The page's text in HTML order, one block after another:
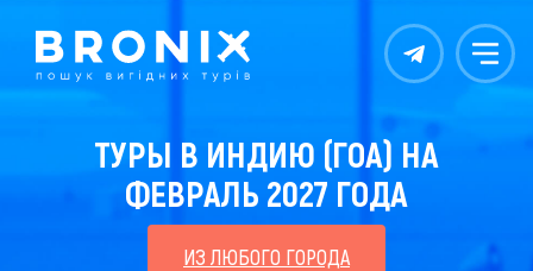
Контакты Меню
ТУРЫ В ИНДИЮ (ГОА) НА
ФЕВРАЛЬ 2027 ГОДА
ИЗ ЛЮБОГО ГОРОДА